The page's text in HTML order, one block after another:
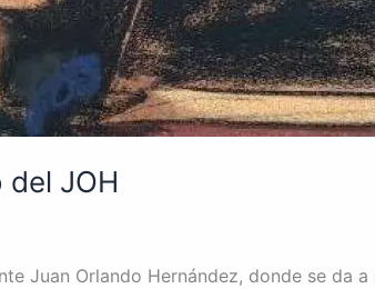
JOH
Juan Orlando Hernández, donde se da